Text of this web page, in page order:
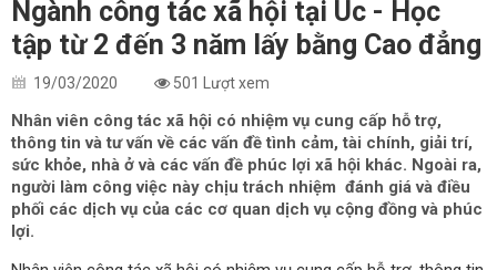
Ngành công tác xã hội tại Úc - Học
tập từ 2 đến 3 năm lấy bằng Cao đẳng
19/03/2020 501 Lượt xem
Nhân viên công tác xã hội có nhiệm vụ cung cấp hỗ trợ,
thông tin và tư vấn về các vấn đề tình cảm, tài chính, giải trí,
sức khỏe, nhà ở và các vấn đề phúc lợi xã hội khác. Ngoài ra,
người làm công việc này chịu trách nhiệm đánh giá và điều
phối các dịch vụ của các cơ quan dịch vụ cộng đồng và phúc
lợi.